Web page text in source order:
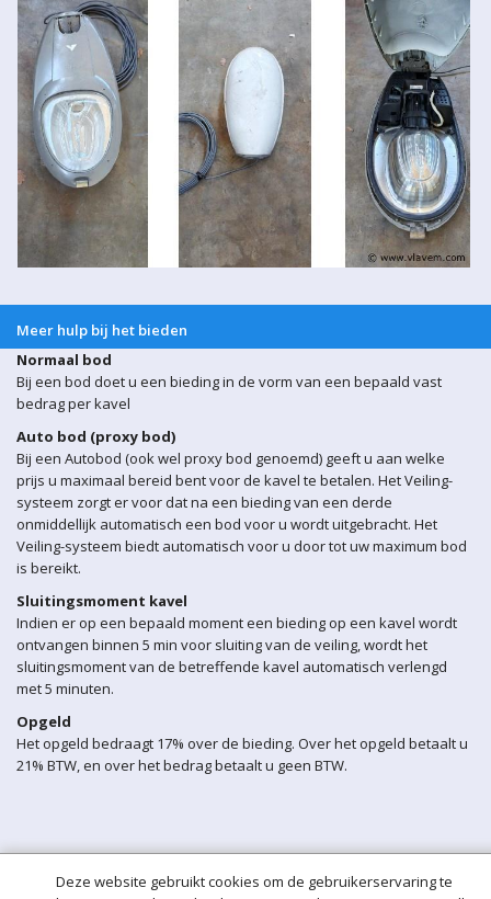
Meer hulp bij het bieden
Normaal bod
Bij een bod doet u een bieding in de vorm van een bepaald vast
bedrag per kavel
Auto bod (proxy bod)
Bij een Autobod (ook wel proxy bod genoemd) geeft u aan welke
prijs u maximaal bereid bent voor de kavel te betalen. Het Veiling-
systeem zorgt er voor dat na een bieding van een derde
onmiddellijk automatisch een bod voor u wordt uitgebracht. Het
Veiling-systeem biedt automatisch voor u door tot uw maximum bod
is bereikt.
Sluitingsmoment kavel
Indien er op een bepaald moment een bieding op een kavel wordt
ontvangen binnen 5 min voor sluiting van de veiling, wordt het
sluitingsmoment van de betreffende kavel automatisch verlengd
met 5 minuten.
Opgeld
Het opgeld bedraagt 17% over de bieding. Over het opgeld betaalt u
21% BTW, en over het bedrag betaalt u geen BTW.
Deze website gebruikt cookies om de gebruikerservaring te